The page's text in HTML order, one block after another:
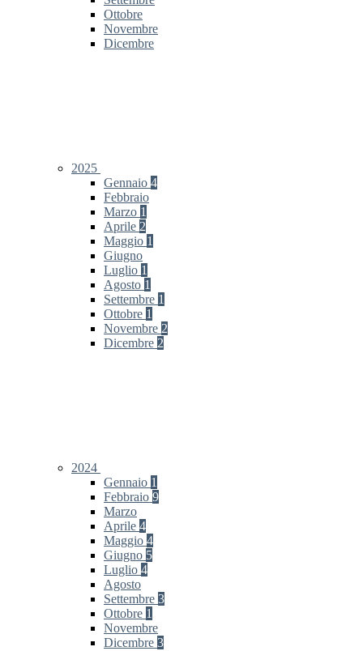
Ottobre
Novembre
Dicembre
2025
Gennaio 4
Febbraio
Marzo 1
Aprile 2
Maggio 1
Giugno
Luglio 1
Agosto 1
Settembre 1
Ottobre 1
Novembre 2
Dicembre 2
2024
Gennaio 1
Febbraio 9
Marzo
Aprile 4
Maggio 4
Giugno 5
Luglio 4
Agosto
Settembre 3
Ottobre 1
Novembre
Dicembre 3